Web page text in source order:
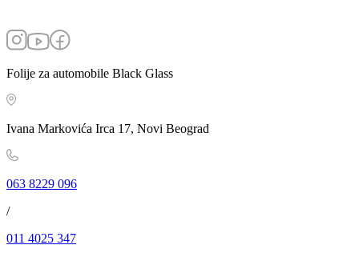
Folije za automobile Black Glass
Ivana Markovića Irca 17, Novi Beograd
063 8229 096
/
011 4025 347